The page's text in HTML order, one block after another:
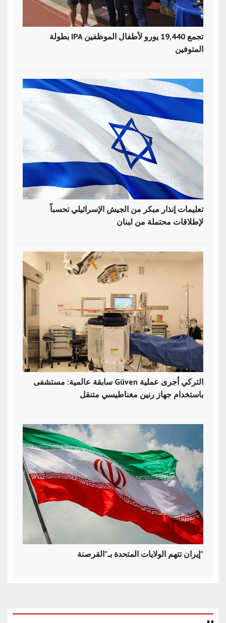
بطولة IPA تجمع 19,440 يورو لأطفال الموظفين
المتوفين
تعليمات إنذار مبكر من الجيش الإسرائيلي تحسباً
لإطلاقات محتملة من لبنان
سابقة عالمية: مستشفى Güven التركي أجرى عملية
باستخدام جهاز رنين مغناطيسي متنقل
إيران تتهم الولايات المتحدة بـ"القرصنة"